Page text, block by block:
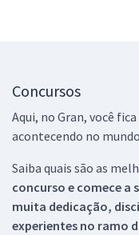
Concursos
Aqui, no Gran, você
acontecendo no
Saiba quais são as
concurso e comece a
muita dedicação,
experientes no ramo